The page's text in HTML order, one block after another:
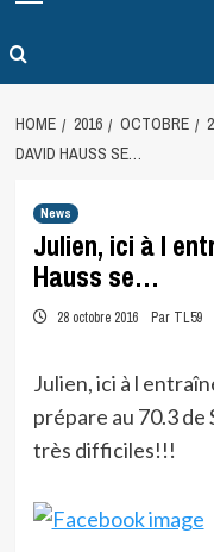
HOME 2016 OCTOBRE
DAVID HAUSS SE…
News
Julien, ici à l
Hauss se…
28 octobre 2016 Par TL59
Julien, ici à l
prépare au 70.3 de
très difficiles!!!